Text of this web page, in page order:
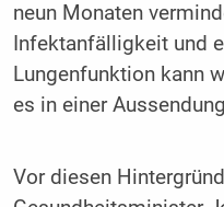
neun Monaten
Infektanfälligkeit und
Lungenfunktion kann
es in einer
Vor diesen